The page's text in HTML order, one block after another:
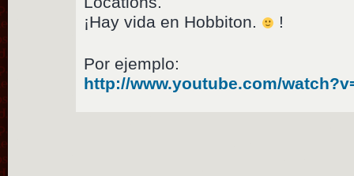
¡Hay vida en Hobbiton.
!
Por ejemplo:
http://www.youtube.com/